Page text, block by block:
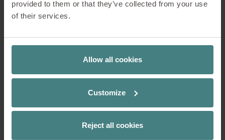
provided to them or that they’ve collected from your use
of their services.
Allow all cookies
Customize
Reject all cookies